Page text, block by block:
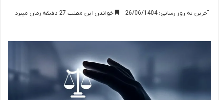
آخرین به روز رسانی: 26/06/1404 خواندن این مطلب 27 دقیقه زمان میبرد